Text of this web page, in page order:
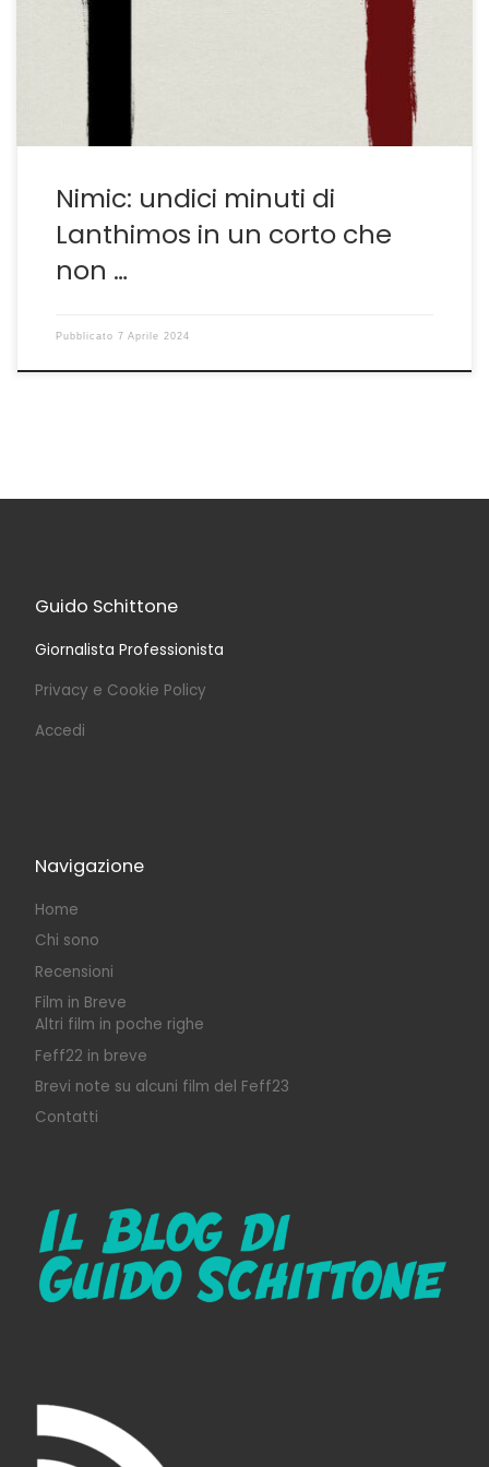
Favorita: quando il film in costume è un mezzo per
esaltare il grottesco dell’illusione del potere e sei anni
prima di Povere Creature. Proprio il successo […]
Nimic: undici minuti di
Lanthimos in un corto che
non …
Pubblicato 7 Aprile 2024
Guido Schittone
Giornalista Professionista
Privacy e Cookie Policy
Accedi
Navigazione
Home
Chi sono
Recensioni
Film in Breve
Altri film in poche righe
Feff22 in breve
Brevi note su alcuni film del Feff23
Contatti